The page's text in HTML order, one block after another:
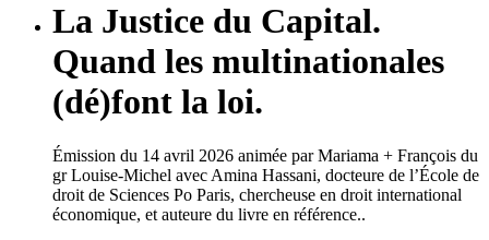
La Justice du Capital.
Quand les multinationales
(dé)font la loi.
Émission du 14 avril 2026 animée par Mariama + François du
gr Louise-Michel avec Amina Hassani, docteure de l’École de
droit de Sciences Po Paris, chercheuse en droit international
économique, et auteure du livre en référence..